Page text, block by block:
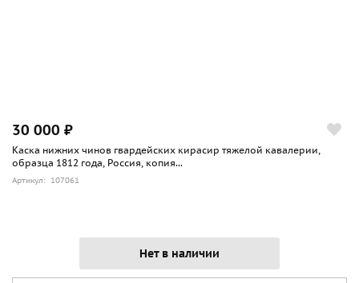
30 000 ₽
Каска нижних чинов гвардейских кирасир тяжелой кавалерии,
образца 1812 года, Россия, копия...
Артикул: 107061
Нет в наличии